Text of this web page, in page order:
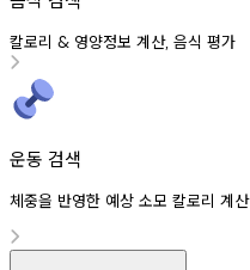
칼로리 & 영양정보 계산, 음식 평가
운동 검색
체중을 반영한 예상 소모 칼로리 계산